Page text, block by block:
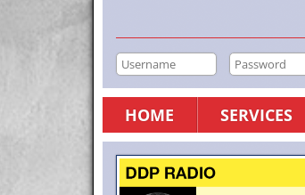
HOME SERVICES